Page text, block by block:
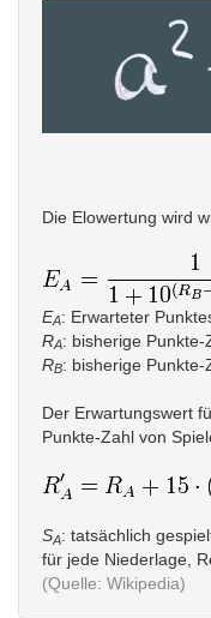
Die Elowertung wird
EA: Erwarteter
RA: bisherige Punkte-
RB: bisherige
Der Erwartungswert
Punkte-Zahl von
SA: tatsächlich
für jede Niederlage,
(Quelle: Wikipedia)